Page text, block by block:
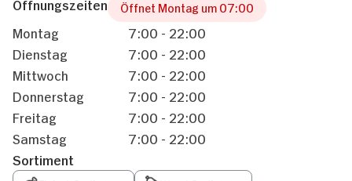
Öffnungszeiten Öffnet Montag um 07:00
Montag
7:00 - 22:00
Dienstag
7:00 - 22:00
Mittwoch
7:00 - 22:00
Donnerstag
7:00 - 22:00
Freitag
7:00 - 22:00
Samstag
7:00 - 22:00
Sortiment